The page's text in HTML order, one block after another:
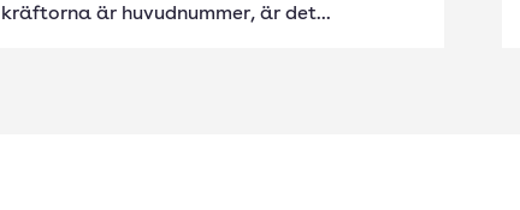
kräftorna är huvudnummer, är det...